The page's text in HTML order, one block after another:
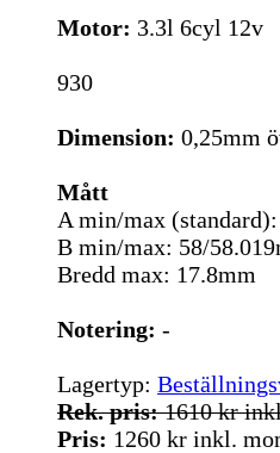
Motor: 3.3l 6cyl 12v
930
Dimension: 0,25mm
Mått
A min/max
B min/max: 58/
Bredd max: 17.8mm
Notering: -
Lagertyp:
Rek. pris:1610 kr
Pris: 1260 kr inkl.